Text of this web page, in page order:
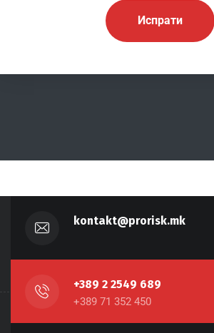
kontakt@prorisk.mk
+389 2 2549 689
+389 71 352 450